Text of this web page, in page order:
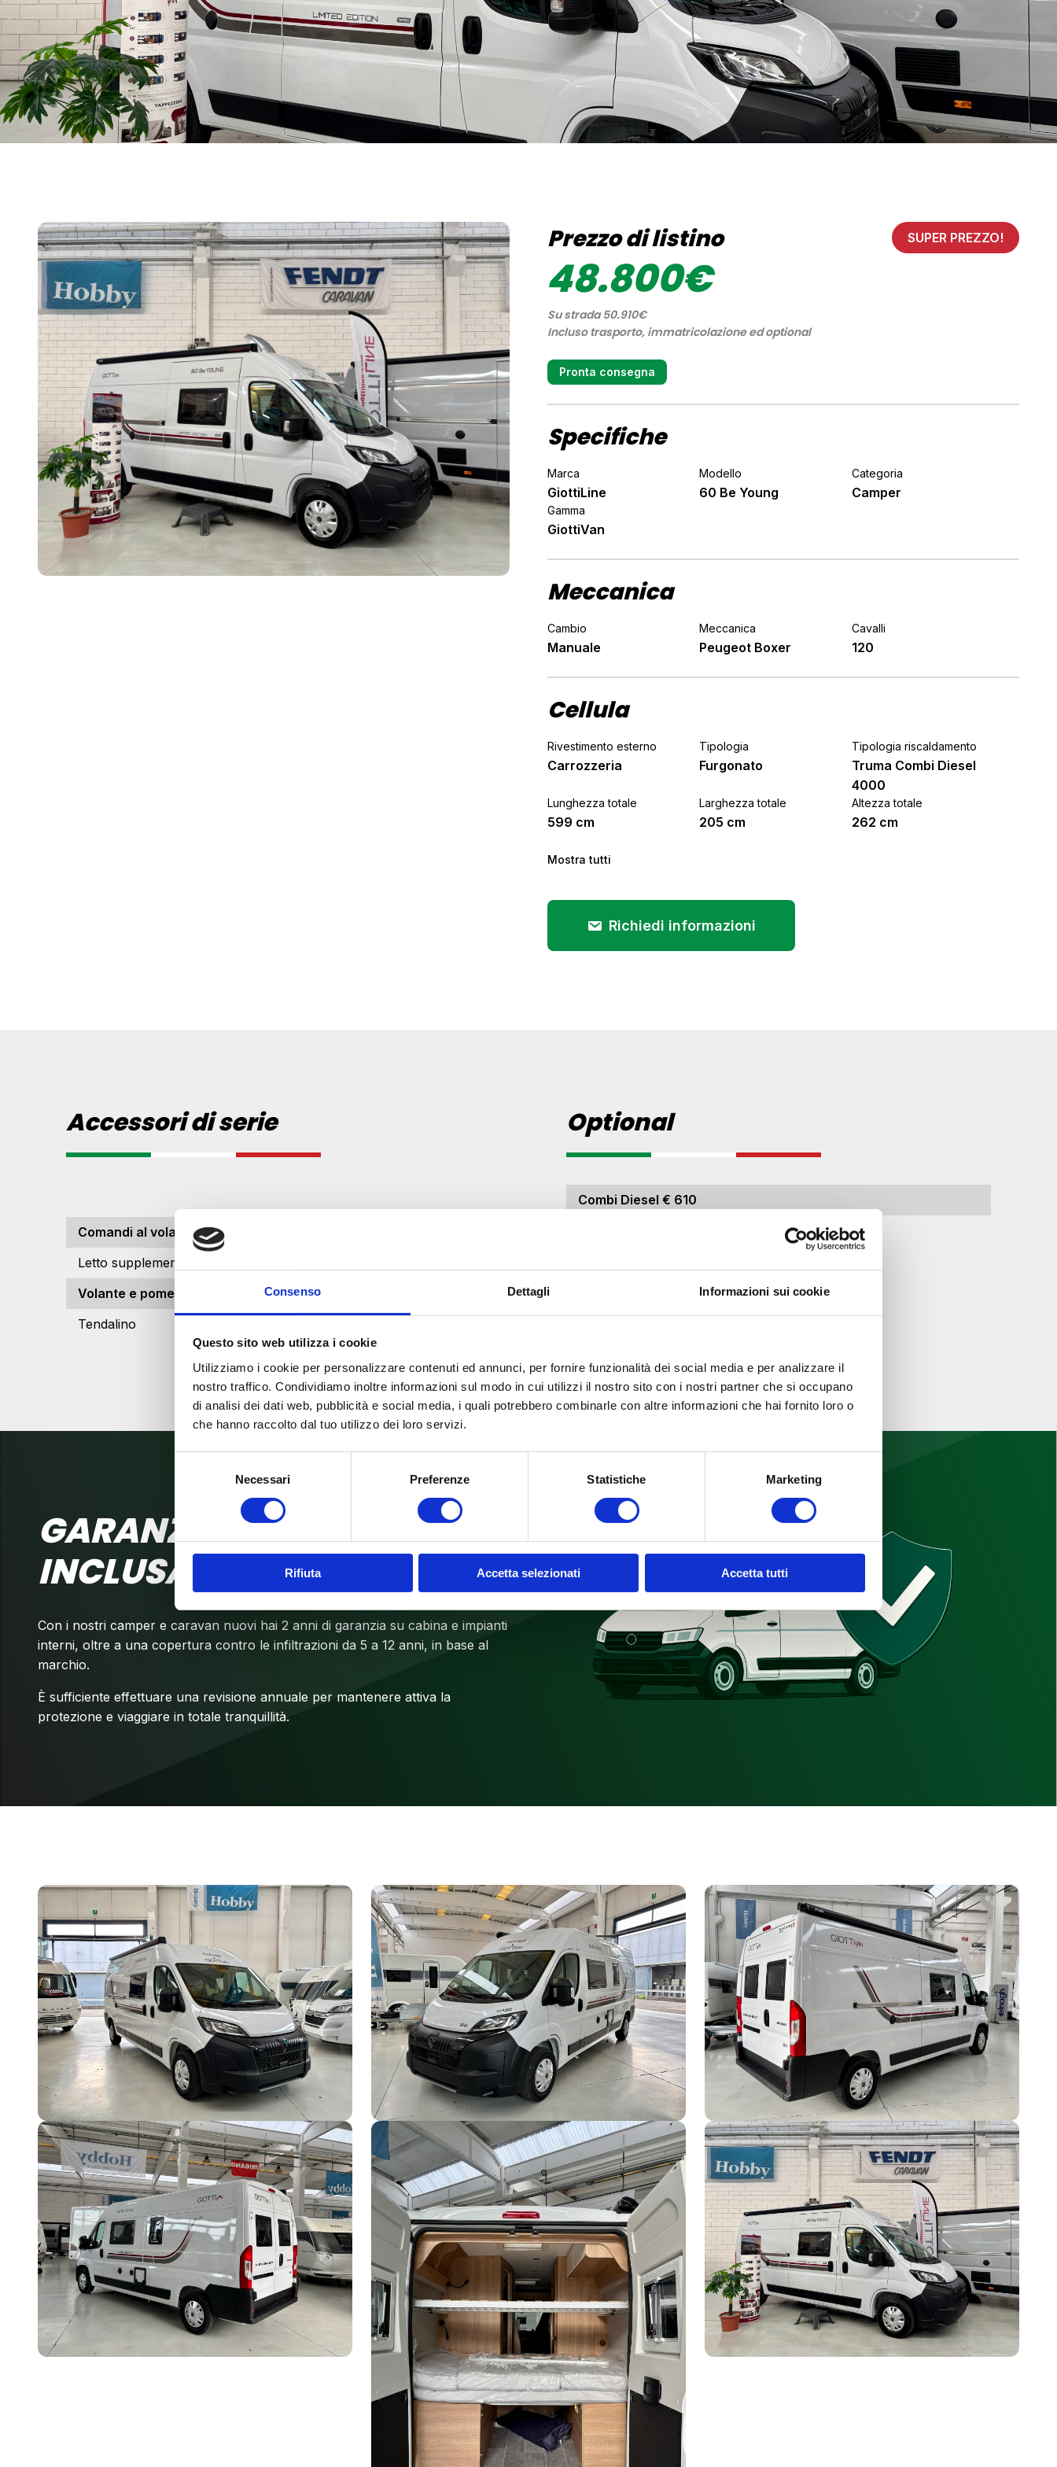
Consenso Dettagli Informazioni sui cookie
Questo sito web utilizza i cookie
Utilizziamo i cookie per personalizzare contenuti ed annunci, per fornire funzionalità dei social media e per analizzare il
nostro traffico. Condividiamo inoltre informazioni sul modo in cui utilizzi il nostro sito con i nostri partner che si occupano
di analisi dei dati web, pubblicità e social media, i quali potrebbero combinarle con altre informazioni che hai fornito loro o
che hanno raccolto dal tuo utilizzo dei loro servizi.
Necessari Preferenze Statistiche Marketing
Rifiuta Accetta selezionati Accetta tutti
Prezzo di listino
48.800€
Su strada 50.910€
Incluso trasporto, immatricolazione ed optional
SUPER PREZZO!
Pronta consegna
Specifiche
Marca
GiottiLine
Modello
60 Be Young
Categoria
Camper
Gamma
GiottiVan
Meccanica
Cambio
Manuale
Meccanica
Peugeot Boxer
Cavalli
120
Cellula
Rivestimento esterno
Carrozzeria
Tipologia
Furgonato
Tipologia riscaldamento
Truma Combi Diesel
4000
Lunghezza totale
599 cm
Larghezza totale
205 cm
Altezza totale
262 cm
Mostra tutti
Richiedi informazioni
Accessori di serie
Comandi al volante
Letto supplementare dinette
Volante e pomello cambio in pelle
Tendalino
Optional
Combi Diesel € 610
GARANZIA DI 2 ANNI
INCLUSA!
Con i nostri camper e caravan nuovi hai 2 anni di garanzia su cabina e impianti
interni, oltre a una copertura contro le infiltrazioni da 5 a 12 anni, in base al
marchio.
È sufficiente effettuare una revisione annuale per mantenere attiva la
protezione e viaggiare in totale tranquillità.